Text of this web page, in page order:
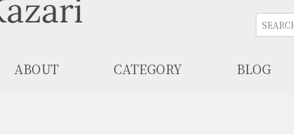
ABOUT CATEGORY BLOG